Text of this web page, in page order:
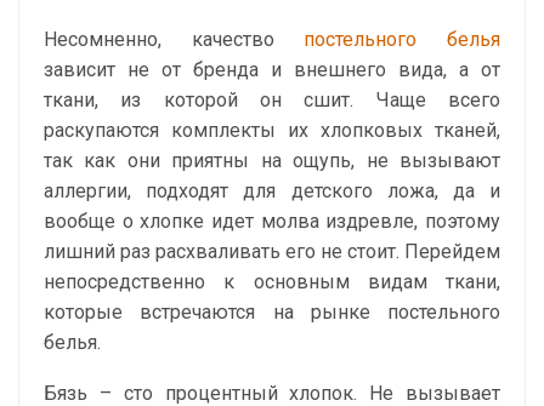
Несомненно, качество постельного белья
зависит не от бренда и внешнего вида, а от
ткани, из которой он сшит. Чаще всего
раскупаются комплекты их хлопковых тканей,
так как они приятны на ощупь, не вызывают
аллергии, подходят для детского ложа, да и
вообще о хлопке идет молва издревле, поэтому
лишний раз расхваливать его не стоит. Перейдем
непосредственно к основным видам ткани,
которые встречаются на рынке постельного
белья.
Бязь – сто процентный хлопок. Не вызывает